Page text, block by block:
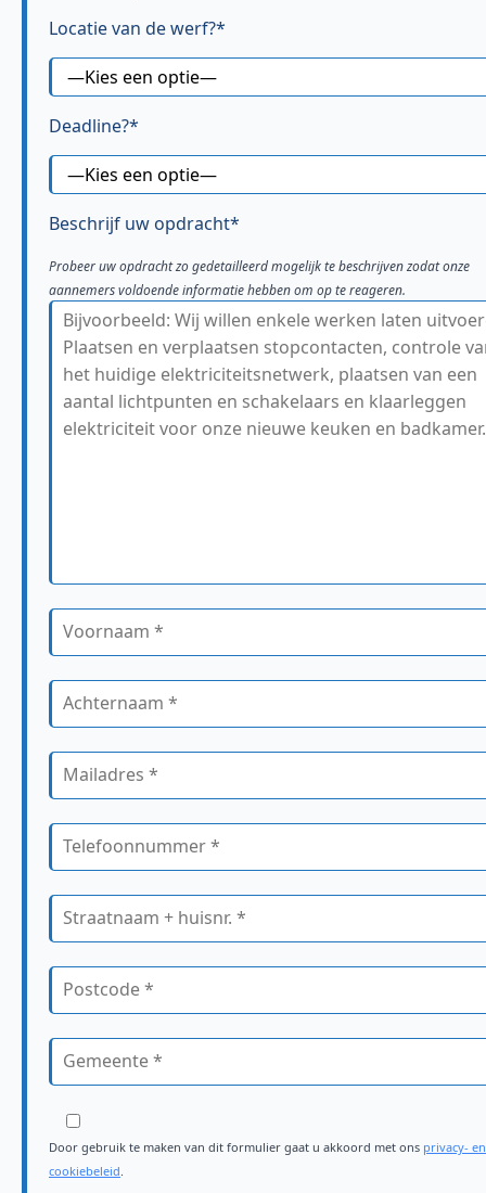
Locatie van de werf?*
Deadline?*
Beschrijf uw opdracht*
Probeer uw opdracht zo gedetailleerd mogelijk te beschrijven zodat onze
aannemers voldoende informatie hebben om op te reageren.
Door gebruik te maken van dit formulier gaat u akkoord met ons privacy- en
cookiebeleid